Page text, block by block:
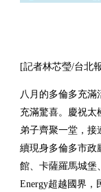
[記者林芯瑩/台北
八月的多倫多充滿
充滿驚喜。慶祝太
弟子齊聚一堂，接
續現身多倫多市政
館、卡薩羅馬城堡
Energy超越國界，